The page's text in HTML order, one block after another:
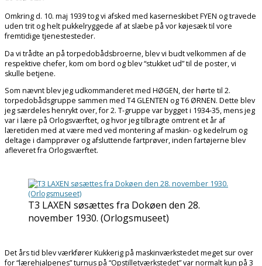
Omkring d. 10. maj 1939 tog vi afsked med kaserneskibet FYEN og travede
uden trit og helt pukkelryggede af at slæbe på vor køjesæk til vore
fremtidige tjenestesteder.
Da vi trådte an på torpedobådsbroerne, blev vi budt velkommen af de
respektive chefer, kom om bord og blev “stukket ud” til de poster, vi
skulle betjene.
Som nævnt blev jeg udkommanderet med HØGEN, der hørte til 2.
torpedobådsgruppe sammen med T4 GLENTEN og T6 ØRNEN. Dette blev
jeg særdeles henrykt over, for 2. T-gruppe var bygget i 1934-35, mens jeg
var i lære på Orlogsværftet, og hvor jeg tilbragte omtrent et år af
læretiden med at være med ved montering af maskin- og kedelrum og
deltage i dampprøver og afsluttende fartprøver, inden fartøjerne blev
afleveret fra Orlogsværftet.
T3 LAXEN søsættes fra Dokøen den 28.
november 1930. (Orlogsmuseet)
Det års tid blev værkfører Kukkerig på maskinværkstedet meget sur over
for “lærehjalpenes” turnus på “Opstilletværkstedet” var normalt kun på 3